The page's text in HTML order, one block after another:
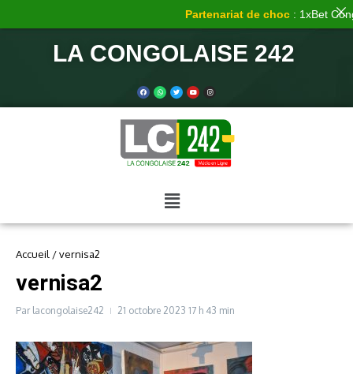
LA CONGOLAISE 242
Accueil /vernisa2
vernisa2
Par lacongolaise242 21 octobre 2023 17 h 43 min
Partenariat de choc : 1xBet